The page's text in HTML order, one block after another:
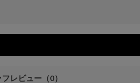
フレビュー （0）